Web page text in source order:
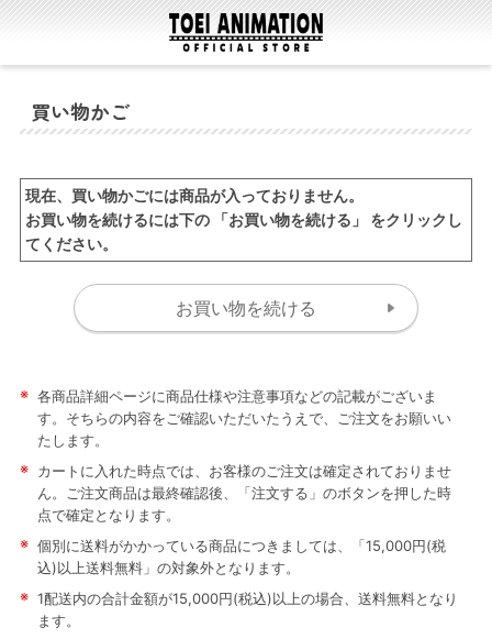
買い物かご
現在、買い物かごには商品が入っておりません。
お買い物を続けるには下の 「お買い物を続ける」 をクリックし
てください。
※ 各商品詳細ページに商品仕様や注意事項などの記載がございま
す。そちらの内容をご確認いただいたうえで、ご注文をお願いい
たします。
※ カートに入れた時点では、お客様のご注文は確定されておりませ
ん。ご注文商品は最終確認後、「注文する」のボタンを押した時
点で確定となります。
※ 個別に送料がかかっている商品につきましては、「15,000円(税
込)以上送料無料」の対象外となります。
※ 1配送内の合計金額が15,000円(税込)以上の場合、送料無料となり
ます。